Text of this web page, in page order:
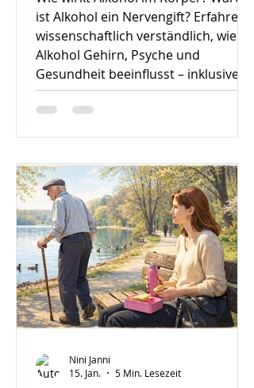
ist Alkohol ein Nervengift? Erfahre
wissenschaftlich verständlich, wie
Alkohol Gehirn, Psyche und
Gesundheit beeinflusst – inklusive
Sucht, Craving und Trinkertypen
nach Jellinek.
Nini Janni
15. Jan.
5 Min. Lesezeit